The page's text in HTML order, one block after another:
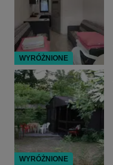
WYRÓŻNIONE
WYRÓŻNIONE